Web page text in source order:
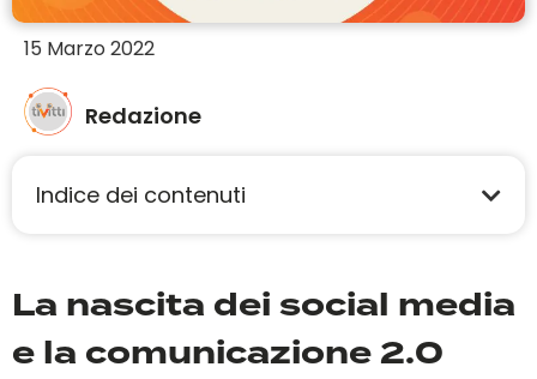
Redazione
15 Marzo 2022
Indice dei contenuti
La nascita dei social media
e la comunicazione 2.0